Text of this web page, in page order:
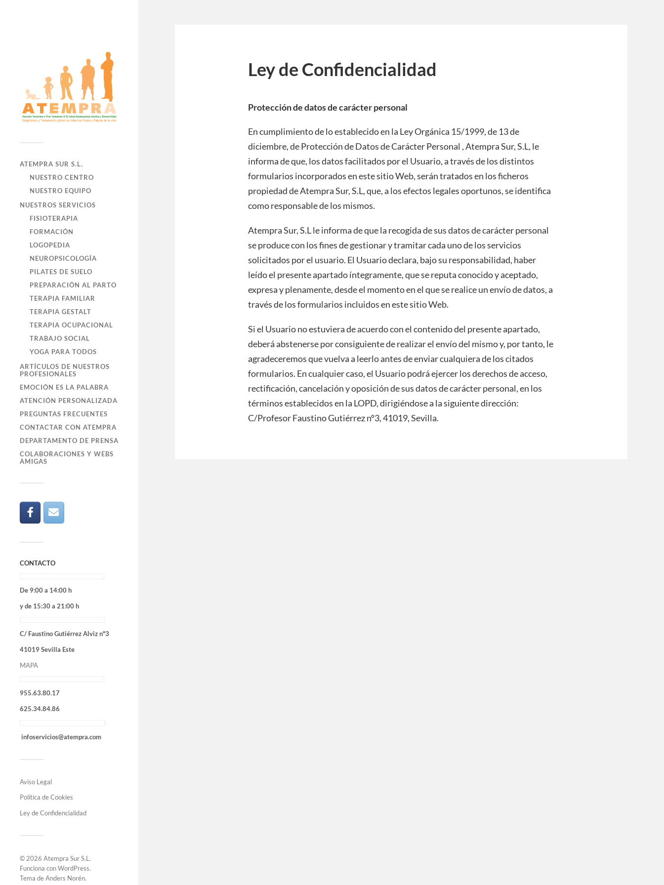
ATEMPRA SUR S.L.
NUESTRO CENTRO
NUESTRO EQUIPO
NUESTROS SERVICIOS
FISIOTERAPIA
FORMACIÓN
LOGOPEDIA
NEUROPSICOLOGÍA
PILATES DE SUELO
PREPARACIÓN AL PARTO
TERAPIA FAMILIAR
TERAPIA GESTALT
TERAPIA OCUPACIONAL
TRABAJO SOCIAL
YOGA PARA TODOS
ARTÍCULOS DE NUESTROS
PROFESIONALES
EMOCIÓN ES LA PALABRA
ATENCIÓN PERSONALIZADA
PREGUNTAS FRECUENTES
CONTACTAR CON ATEMPRA
DEPARTAMENTO DE PRENSA
COLABORACIONES Y WEBS
AMIGAS
CONTACTO
De 9:00 a 14:00 h
y de 15:30 a 21:00 h
C/ Faustino Gutiérrez Alviz nº3
41019 Sevilla Este
MAPA
955.63.80.17
625.34.84.86
infoservicios@atempra.com
Aviso Legal
Política de Cookies
Ley de Confidencialidad
© 2026 Atempra Sur S.L .
Funciona conWordPress.
Tema deAnders Norén.
Ley de Confidencialidad
Protección de datos de carácter personal
En cumplimiento de lo establecido en la Ley Orgánica 15/1999, de 13 de
diciembre, de Protección de Datos de Carácter Personal , Atempra Sur, S.L, le
informa de que, los datos facilitados por el Usuario, a través de los distintos
formularios incorporados en este sitio Web, serán tratados en los ficheros
propiedad de Atempra Sur, S.L, que, a los efectos legales oportunos, se identifica
como responsable de los mismos.
Atempra Sur, S.L le informa de que la recogida de sus datos de carácter personal
se produce con los fines de gestionar y tramitar cada uno de los servicios
solicitados por el usuario. El Usuario declara, bajo su responsabilidad, haber
leído el presente apartado íntegramente, que se reputa conocido y aceptado,
expresa y plenamente, desde el momento en el que se realice un envío de datos, a
través de los formularios incluidos en este sitio Web.
Si el Usuario no estuviera de acuerdo con el contenido del presente apartado,
deberá abstenerse por consiguiente de realizar el envío del mismo y, por tanto, le
agradeceremos que vuelva a leerlo antes de enviar cualquiera de los citados
formularios. En cualquier caso, el Usuario podrá ejercer los derechos de acceso,
rectificación, cancelación y oposición de sus datos de carácter personal, en los
términos establecidos en la LOPD, dirigiéndose a la siguiente dirección:
C/Profesor Faustino Gutiérrez nº3, 41019, Sevilla.